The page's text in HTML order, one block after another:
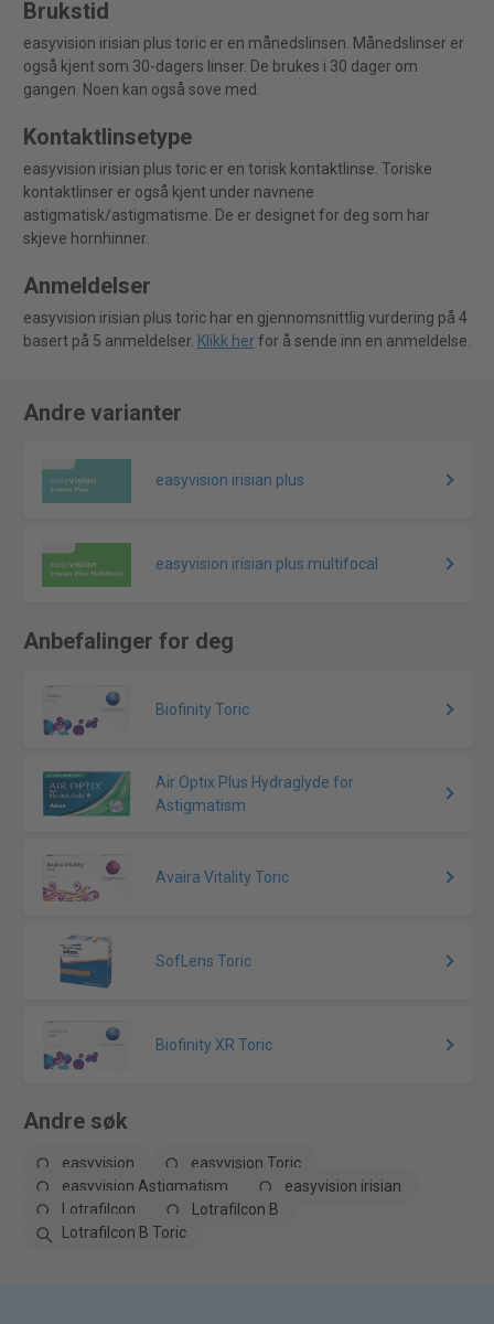
Brukstid
easyvision irisian plus toric er en månedslinsen. Månedslinser er
også kjent som 30-dagers linser. De brukes i 30 dager om
gangen. Noen kan også sove med.
Kontaktlinsetype
easyvision irisian plus toric er en torisk kontaktlinse. Toriske
kontaktlinser er også kjent under navnene
astigmatisk/astigmatisme. De er designet for deg som har
skjeve hornhinner.
Anmeldelser
easyvision irisian plus toric har en gjennomsnittlig vurdering på 4
basert på 5 anmeldelser. Klikk herfor å sende inn en anmeldelse.
Andre varianter
easyvision irisian plus
easyvision irisian plus multifocal
Anbefalinger for deg
Biofinity Toric
Air Optix Plus Hydraglyde for
Astigmatism
Avaira Vitality Toric
SofLens Toric
Biofinity XR Toric
Andre søk
easyvision
easyvision Toric
easyvision Astigmatism
easyvision irisian
Lotrafilcon
Lotrafilcon B
Lotrafilcon B Toric